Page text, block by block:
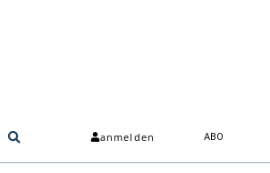
anmelden ABO